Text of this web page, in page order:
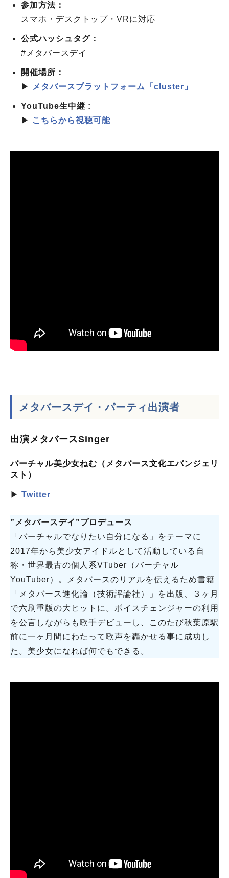
参加方法：
スマホ・デスクトップ・VRに対応
公式ハッシュタグ：
#メタバースデイ
開催場所：
▶
メタバースプラットフォーム「cluster」
YouTube生中継 :
▶
こちらから視聴可能
メタバースデイ・パーティ出演者
出演メタバースSinger
バーチャル美少女ねむ（メタバース文化エバンジェリ
スト）
▶ Twitter
”メタバースデイ”プロデュース
「バーチャルでなりたい自分になる」をテーマに
2017年から美少女アイドルとして活動している自
称・世界最古の個人系VTuber（バーチャル
YouTuber）。メタバースのリアルを伝えるため書籍
「メタバース進化論（技術評論社）」を出版、３ヶ月
で六刷重版の大ヒットに。ボイスチェンジャーの利用
を公言しながらも歌手デビューし、このたび秋葉原駅
前に一ヶ月間にわたって歌声を轟かせる事に成功し
た。美少女になれば何でもできる。